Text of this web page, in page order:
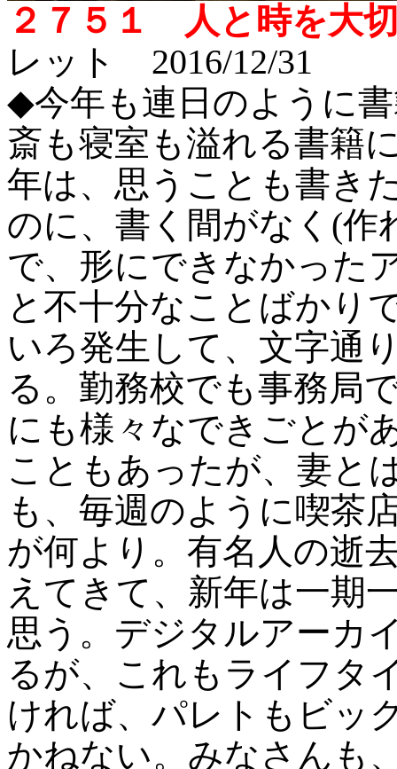
２７５１ 人と時を大
レット 2016/12/31
◆今年も連日のように
斎も寝室も溢れる書籍
年は、思うことも書き
のに、書く間がなく(作
で、形にできなかった
と不十分なことばかり
いろ発生して、文字通
る。勤務校でも事務局
にも様々なできごとが
こともあったが、妻と
も、毎週のように喫茶
が何より。有名人の逝
えてきて、新年は一期
思う。デジタルアーカ
るが、これもライフタ
ければ、パレトもビッ
かねない。みなさんも